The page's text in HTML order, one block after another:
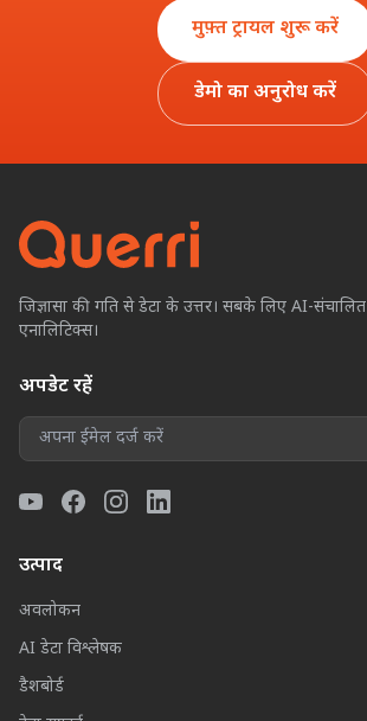
मुफ़्त ट्रायल शुरू करें
डेमो का अनुरोध करें
जिज्ञासा की गति से डेटा के उत्तर। सबके लिए AI-संचालित
एनालिटिक्स।
अपडेट रहें
उत्पाद
अवलोकन
AI डेटा विश्लेषक
डैशबोर्ड